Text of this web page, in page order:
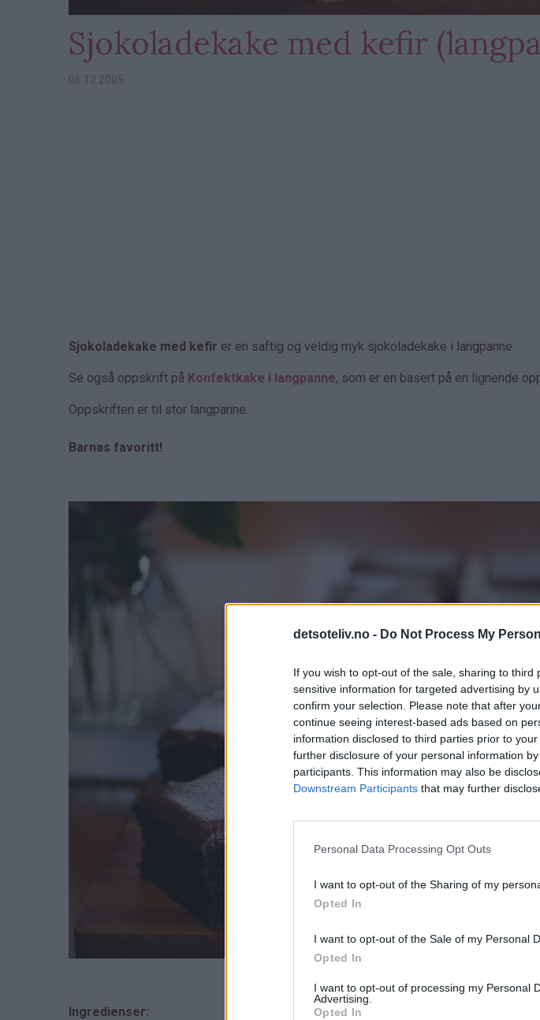
detsoteliv.no - Do Not Process My
If you wish to opt-out of the sale, sharing to
sensitive information for targeted advertising by
confirm your selection. Please note that after
continue seeing interest-based ads based on
information disclosed to third parties prior to
further disclosure of your personal information
participants. This information may also be
Downstream Participants that may further
Personal Data Processing Opt Outs
I want to opt-out of the Sharing of my
Opted In
I want to opt-out of the Sale of my Personal
Opted In
I want to opt-out of processing my Personal
Advertising.
Opted In
Sjokoladekake med kefir
06.12.2005
Sjokoladekake med kefir er en saftig og veldig myk sjokoladekake i langpanne.
Se også oppskrift på Konfektkake i langpanne, som er en basert på en lignende
Oppskriften er til stor langpanne.
Barnas favoritt!
Ingredienser: